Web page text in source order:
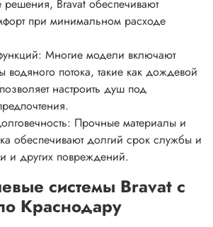
решения, Bravat обеспечивают
при минимальном расходе
Многие модели включают
потока, такие как дождевой
настроить душ под
Прочные материалы и
обеспечивают долгий срок службы и
и других повреждений.
системы Bravat с
Краснодару